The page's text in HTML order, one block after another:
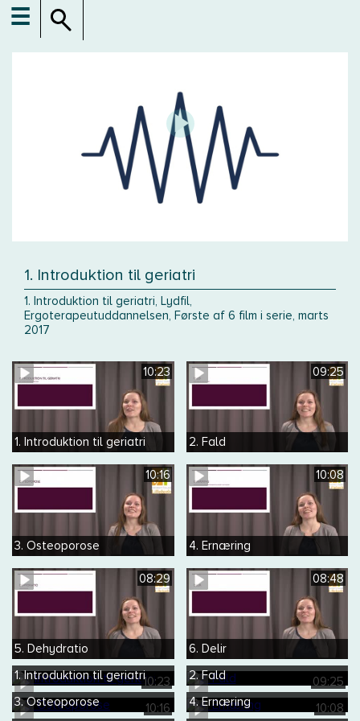
☰
1. Introduktion til geriatri
1. Introduktion til geriatri, Lydfil,
Ergoterapeutuddannelsen, Første af 6 film i serie, marts
2017
10:23
1. Introduktion til geriatri
09:25
2. Fald
10:16
3. Osteoporose
10:08
4. Ernæring
08:29
5. Dehydratio
08:48
6. Delir
10:23
1. Introduktion til geriatri 09:25
2. Fald
10:16
3. Osteoporose 10:08
4. Ernæring